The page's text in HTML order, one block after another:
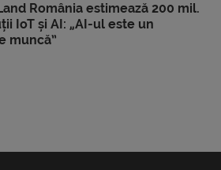
România estimează 200 mil.
IoT și AI: „AI-ul este un
muncă”